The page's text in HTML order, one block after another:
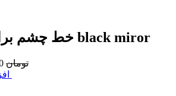
خط چشم براق این لی مدل black miror
تومان